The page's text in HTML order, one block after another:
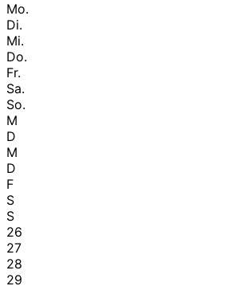
Mo.
Di.
Mi.
Do.
Fr.
Sa.
So.
M
D
M
D
F
S
S
26
27
28
29